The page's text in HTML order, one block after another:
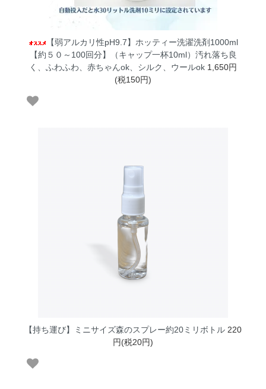
【弱アルカリ性pH9.7】ホッティー洗濯洗剤1000ml
【約５０～100回分】（キャップ一杯10ml）汚れ落ち良
く、ふわふわ、赤ちゃんok、シルク、ウールok 1,650円
(税150円)
【持ち運び】ミニサイズ森のスプレー約20ミリボトル 220
円(税20円)